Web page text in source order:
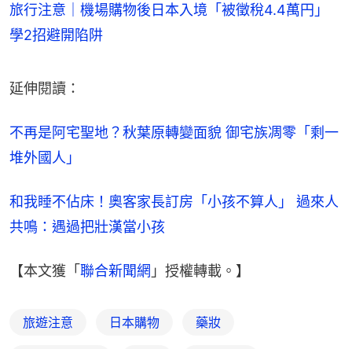
旅行注意｜機場購物後日本入境「被徵稅4.4萬円」
學2招避開陷阱
延伸閱讀：
不再是阿宅聖地？秋葉原轉變面貌 御宅族凋零「剩一
堆外國人」
和我睡不佔床！奧客家長訂房「小孩不算人」 過來人
共鳴：遇過把壯漢當小孩
【本文獲「 聯合新聞網 」授權轉載。】
旅遊注意 日本購物 藥妝